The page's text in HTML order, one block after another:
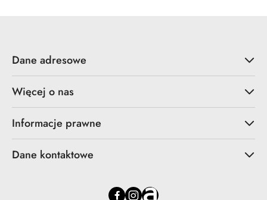
Dane adresowe
Więcej o nas
Informacje prawne
Dane kontaktowe